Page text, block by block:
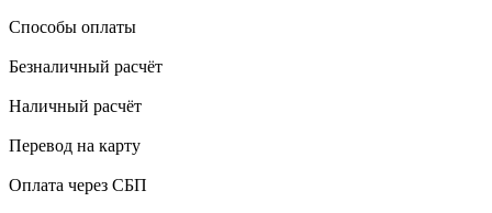
Способы оплаты
Безналичный расчёт
Наличный расчёт
Перевод на карту
Оплата через СБП